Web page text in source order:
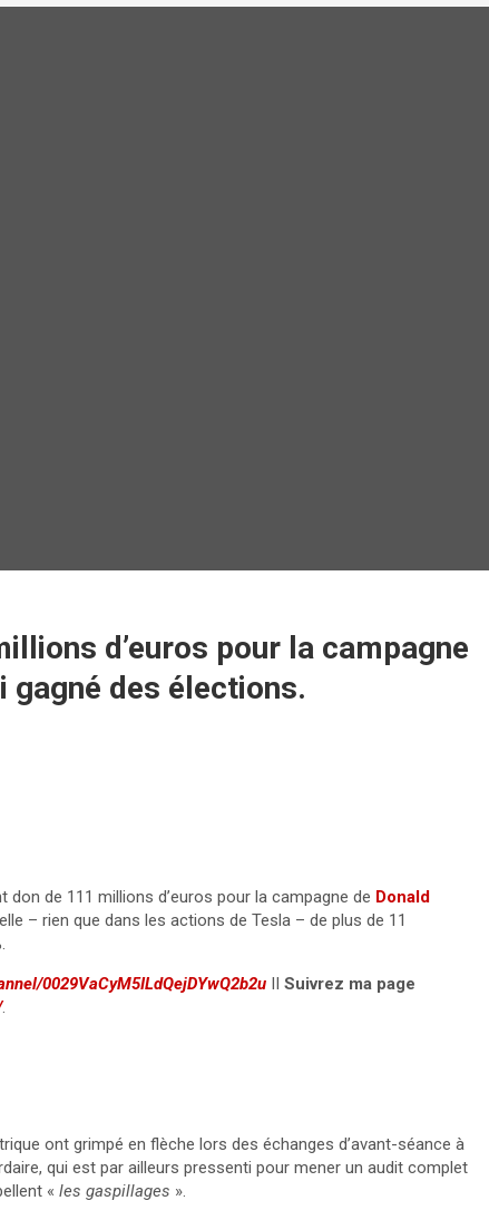
d’euros pour la campagne
gagné des élections.
de 111 millions d’euros pour la campagne de Donald
– rien que dans les actions de Tesla – de plus de 11
0029VaCyM5ILdQejDYwQ2b2u II Suivrez ma page
.
ont grimpé en flèche lors des échanges d’avant-séance à
qui est par ailleurs pressenti pour mener un audit complet
« les gaspillages ».